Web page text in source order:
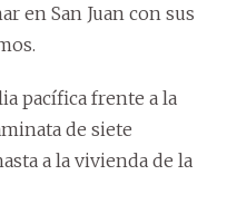
en San Juan con sus
pacífica frente a la
de siete
a la vivienda de la